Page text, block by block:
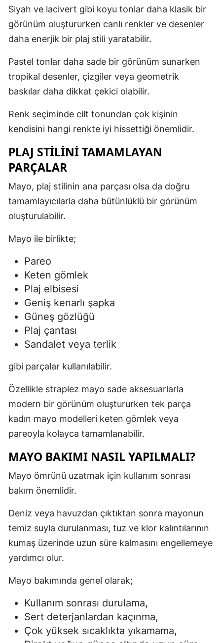
Siyah ve lacivert gibi koyu tonlar daha klasik bir
görünüm oluştururken canlı renkler ve desenler
daha enerjik bir plaj stili yaratabilir.
Pastel tonlar daha sade bir görünüm sunarken
tropikal desenler, çizgiler veya geometrik
baskılar daha dikkat çekici olabilir.
Renk seçiminde cilt tonundan çok kişinin
kendisini hangi renkte iyi hissettiği önemlidir.
PLAJ STILINI TAMAMLAYAN
PARÇALAR
Mayo, plaj stilinin ana parçası olsa da doğru
tamamlayıcılarla daha bütünlüklü bir görünüm
oluşturulabilir.
Mayo ile birlikte;
Pareo
Keten gömlek
Plaj elbisesi
Geniş kenarlı şapka
Güneş gözlüğü
Plaj çantası
Sandalet veya terlik
gibi parçalar kullanılabilir.
Özellikle straplez mayo sade aksesuarlarla
modern bir görünüm oluştururken tek parça
kadın mayo modelleri keten gömlek veya
pareoyla kolayca tamamlanabilir.
MAYO BAKIMI NASIL YAPILMALI?
Mayo ömrünü uzatmak için kullanım sonrası
bakım önemlidir.
Deniz veya havuzdan çıktıktan sonra mayonun
temiz suyla durulanması, tuz ve klor kalıntılarının
kumaş üzerinde uzun süre kalmasını engellemeye
yardımcı olur.
Mayo bakımında genel olarak;
Kullanım sonrası durulama,
Sert deterjanlardan kaçınma,
Çok yüksek sıcaklıkta yıkamama,